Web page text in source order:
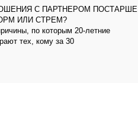
С ПАРТНЕРОМ ПОСТАРШЕ
ИЛИ СТРЕМ?
по которым 20-летние
тех, кому за 30